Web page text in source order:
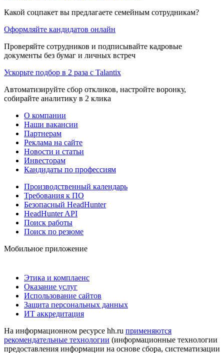
Какой соцпакет вы предлагаете семейным сотрудникам?
Оформляйте кандидатов онлайн
Проверяйте сотрудников и подписывайте кадровые
документы без бумаг и личных встреч
Ускорьте подбор в 2 раза с Talantix
Автоматизируйте сбор откликов, настройте воронку,
собирайте аналитику в 2 клика
О компании
Наши вакансии
Партнерам
Реклама на сайте
Новости и статьи
Инвесторам
Кандидаты по профессиям
Производственный календарь
Требования к ПО
Безопасный HeadHunter
HeadHunter API
Поиск работы
Поиск по резюме
Мобильное приложение
Этика и комплаенс
Оказание услуг
Использование сайтов
Защита персональных данных
ИТ аккредитация
На информационном ресурсе hh.ru применяются
рекомендательные технологии (информационные технологии
предоставления информации на основе сбора, систематизации